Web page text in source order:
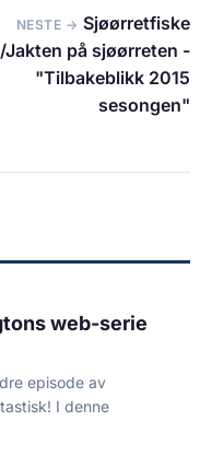
NESTE → Sjøørretfiske
/Jakten på sjøørreten -
"Tilbakeblikk 2015
sesongen"
1 min lesetid
web-serie
episode av
I denne